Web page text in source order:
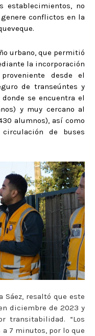
no
conflictos en la
urbano, que permitió
la incorporación
desde el
de transeúntes y
se encuentra el
y muy cercano al
alumnos), así como
de buses
Sáez, resaltó que este
diciembre de 2023 y
transitabilidad. “Los
7 minutos, por lo que